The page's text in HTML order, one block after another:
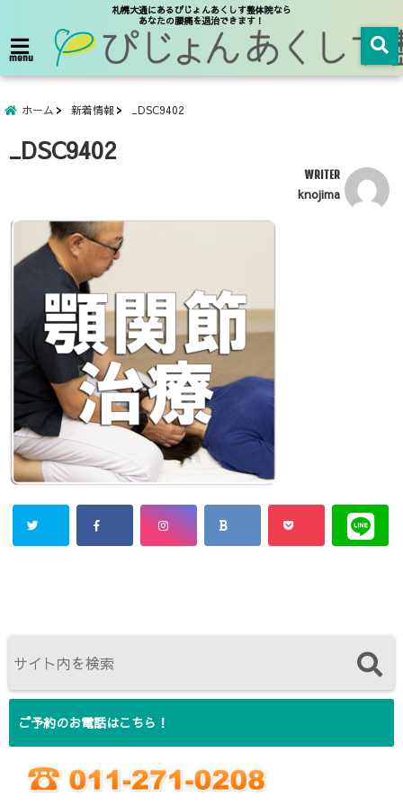
札幌大通にあるぴじょんあくしす整体院なら
あなたの腰痛を退治できます！
menu
ホーム 新着情報 _DSC9402
_DSC9402
WRITER
knojima
ご予約のお電話はこちら！